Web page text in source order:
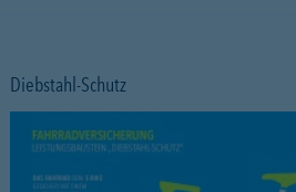
Diebstahl-Schutz